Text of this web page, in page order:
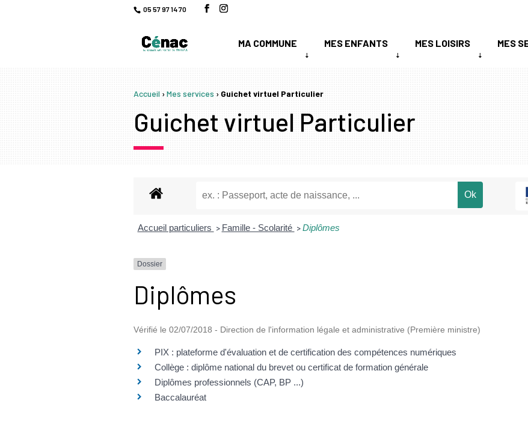
05 57 97 14 70
MA COMMUNE MES ENFANTS MES LOISIRS MES
Accueil›Mes services›Guichet virtuel Particulier
Guichet virtuel Particulier
Accueil particuliers > Famille - Scolarité > Diplômes
Dossier
Diplômes
Vérifié le 02/07/2018 - Direction de l'information légale et administrative (Première ministre)
PIX : plateforme d'évaluation et de certification des compétences numériques
Collège : diplôme national du brevet ou certificat de formation générale
Diplômes professionnels (CAP, BP ...)
Baccalauréat